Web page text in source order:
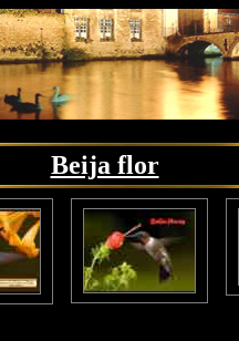
Beija flor